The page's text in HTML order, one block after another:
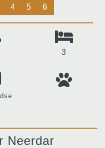
4 5 6
3
Neerdar